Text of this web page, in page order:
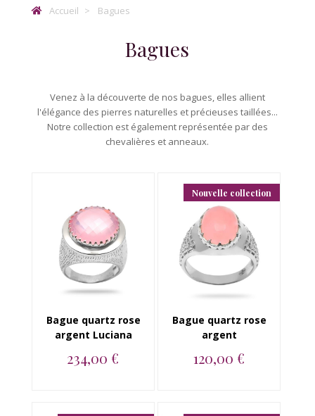
Accueil Bagues
Bagues
Venez à la découverte de nos bagues, elles allient
l'élégance des pierres naturelles et précieuses taillées...
Notre collection est également représentée par des
chevalières et anneaux.
Bague quartz rose
argent Luciana
234,00 €
Nouvelle collection
Bague quartz rose
argent
120,00 €